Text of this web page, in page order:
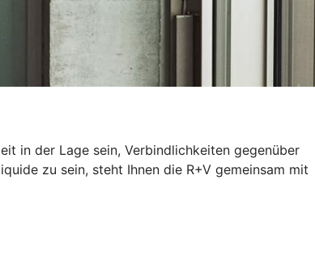
in der Lage sein, Verbindlichkeiten gegenüber
zu sein, steht Ihnen die R+V gemeinsam mit